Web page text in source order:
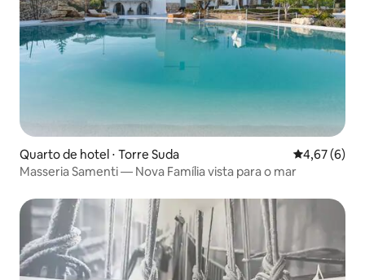
Quarto de hotel ⋅ Torre Suda 4,67 de uma
4,67 (6)
Masseria Samenti — Nova Família vista para o mar